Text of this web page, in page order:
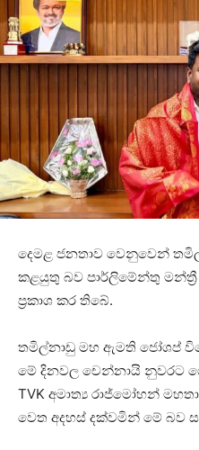
දෙමළ ජනතාව වෙනුවෙන්
කළයුතු බව පාර්ලිමේන්තු මන්ත්‍රී
ප්‍රකාශ කර තිබේ.
තමිල්නාඩු මහ ඇමති ජෝශප්
මේ දිනවල චෙන්නායි නුවරට
TVK අමාත්‍ය රාජ්මෝහන්
වෙත අදහස් දක්වමින් මේ බව